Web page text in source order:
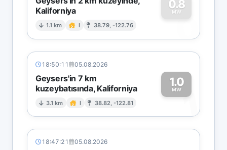
Kaliforniya
1.1 km I 38.79, -122.76
0.8
MW
0
18:50:11 05.08.2026
Geysers'in 7 km
kuzeybatısında, Kaliforniya
3.1 km I 38.82, -122.81
1.0
MW1
18:47:21 05.08.2026